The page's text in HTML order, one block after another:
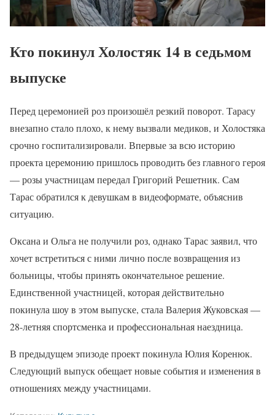
Кто покинул Холостяк 14 в седьмом
выпуске
Перед церемонией роз произошёл резкий поворот. Тарасу
внезапно стало плохо, к нему вызвали медиков, и Холостяка
срочно госпитализировали. Впервые за всю историю
проекта церемонию пришлось проводить без главного героя
— розы участницам передал Григорий Решетник. Сам
Тарас обратился к девушкам в видеоформате, объяснив
ситуацию.
Оксана и Ольга не получили роз, однако Тарас заявил, что
хочет встретиться с ними лично после возвращения из
больницы, чтобы принять окончательное решение.
Единственной участницей, которая действительно
покинула шоу в этом выпуске, стала Валерия Жуковская —
28-летняя спортсменка и профессиональная наездница.
В предыдущем эпизоде проект покинула Юлия Коренюк.
Следующий выпуск обещает новые события и изменения в
отношениях между участницами.